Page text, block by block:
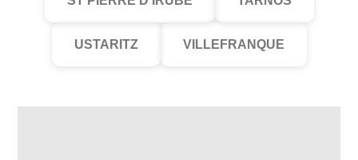
USTARITZ VILLEFRANQUE